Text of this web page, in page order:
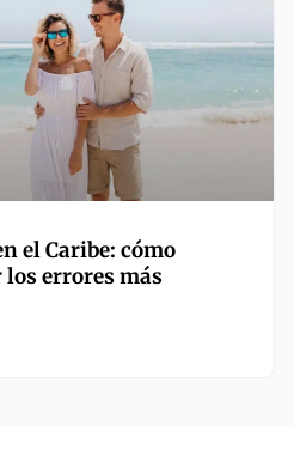
el Caribe: cómo
errores más